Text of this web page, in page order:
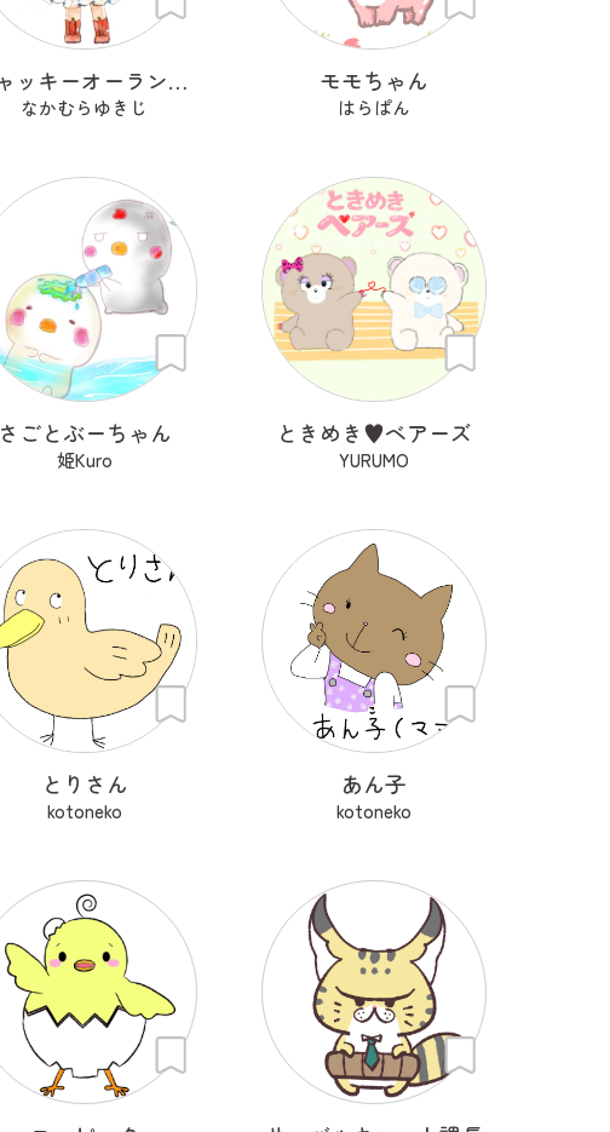
ジャッキーオーランタン
なかむらゆきじ
モモちゃん
はらぱん
さごとぶーちゃん
姫Kuro
ときめき♥ベアーズ
YURUMO
とりさん
kotoneko
あん子
kotoneko